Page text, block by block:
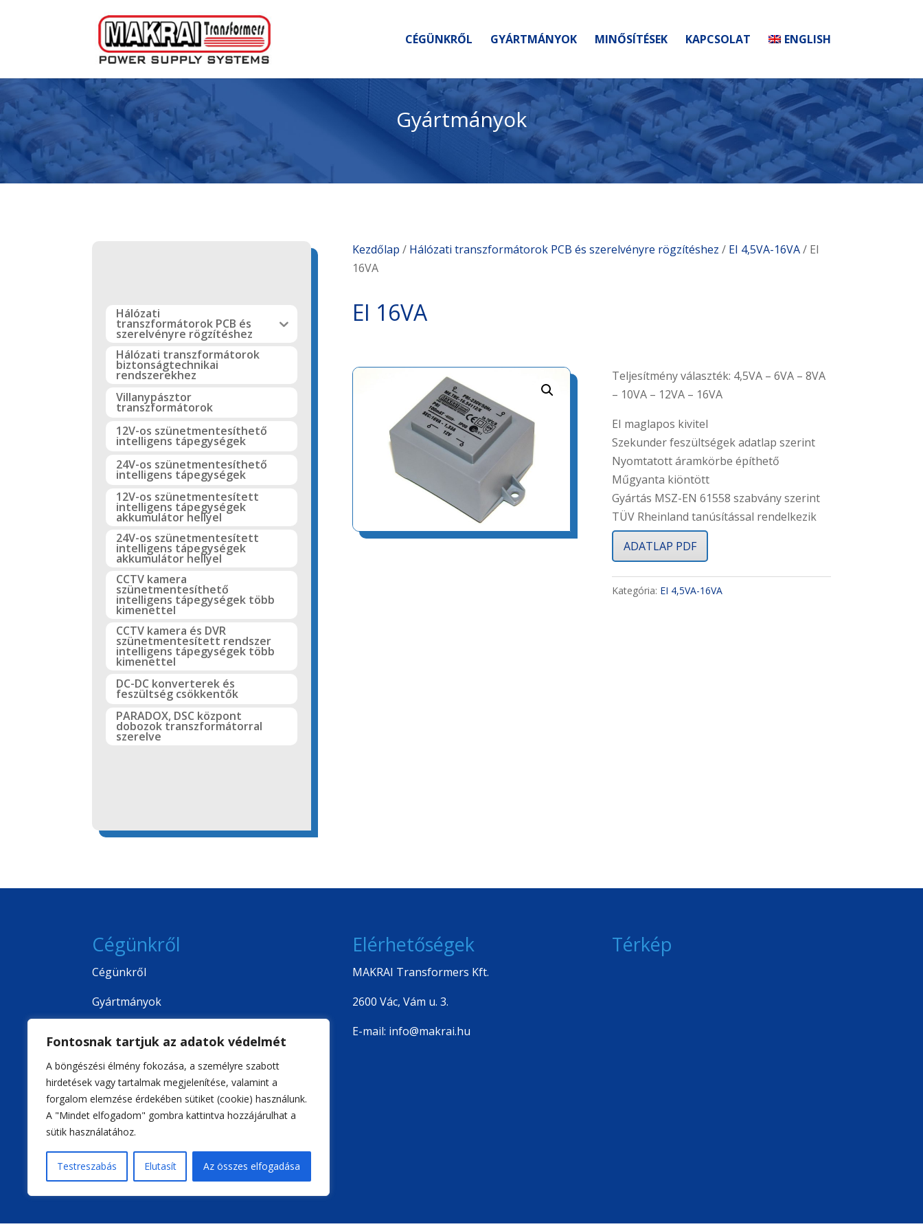
Fontosnak tartjuk az adatok védelmét
A böngészési élmény fokozása, a személyre szabott
hirdetések vagy tartalmak megjelenítése, valamint a
forgalom elemzése érdekében sütiket (cookie) használunk.
A "Mindet elfogadom" gombra kattintva hozzájárulhat a
sütik használatához.
Testreszabás Elutasít Az összes elfogadása
CÉGÜNKRŐL GYÁRTMÁNYOK MINŐSÍTÉSEK KAPCSOLAT ENGLISH
Gyártmányok
Hálózati
transzformátorok PCB és
szerelvényre rögzítéshez
Hálózati transzformátorok
biztonságtechnikai
rendszerekhez
Villanypásztor
transzformátorok
12V-os szünetmentesíthető
intelligens tápegységek
24V-os szünetmentesíthető
intelligens tápegységek
12V-os szünetmentesített
intelligens tápegységek
akkumulátor hellyel
24V-os szünetmentesített
intelligens tápegységek
akkumulátor hellyel
CCTV kamera
szünetmentesíthető
intelligens tápegységek több
kimenettel
CCTV kamera és DVR
szünetmentesített rendszer
intelligens tápegységek több
kimenettel
DC-DC konverterek és
feszültség csökkentők
PARADOX, DSC központ
dobozok transzformátorral
szerelve
Kezdőlap / Hálózati transzformátorok PCB és szerelvényre rögzítéshez / EI 4,5VA-16VA/ EI
16VA
EI 16VA
Teljesítmény választék: 4,5VA – 6VA – 8VA
– 10VA – 12VA – 16VA
EI maglapos kivitel
Szekunder feszültségek adatlap szerint
Nyomtatott áramkörbe építhető
Műgyanta kiöntött
Gyártás MSZ-EN 61558 szabvány szerint
TÜV Rheinland tanúsítással rendelkezik
ADATLAP PDF
Kategória: EI 4,5VA-16VA
Cégünkről
Cégünkről
Gyártmányok
Kapcsolat
Elérhetőségek
MAKRAI Transformers Kft.
2600 Vác, Vám u. 3.
E-mail: info@makrai.hu
Térkép